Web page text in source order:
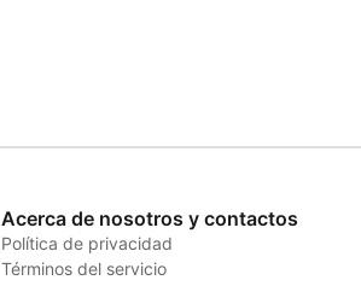
Acerca de nosotros y contactos
Política de privacidad
Términos del servicio